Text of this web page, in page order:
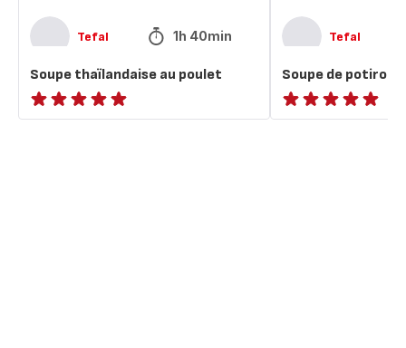
Tefal 1h 40min
Soupe thaïlandaise au poulet
ratings.NaN
Tefal
Soupe de potiron
ratings.NaN